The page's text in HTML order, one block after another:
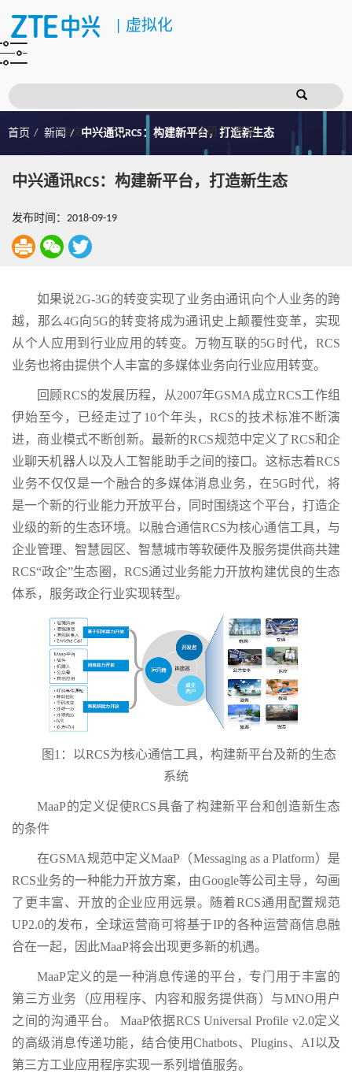
虚拟化
注册 登录
首页 新闻 中兴通讯RCS：构建新平台，打造新生态
中兴通讯RCS：构建新平台，打造新生态
发布时间：2018-09-19
如果说2G-3G的转变实现了业务由通讯向个人业务的跨
越，那么4G向5G的转变将成为通讯史上颠覆性变革，实现
从个人应用到行业应用的转变。万物互联的5G时代，RCS
业务也将由提供个人丰富的多媒体业务向行业应用转变。
回顾RCS的发展历程，从2007年GSMA成立RCS工作组
伊始至今，已经走过了10个年头，RCS的技术标准不断演
进，商业模式不断创新。最新的RCS规范中定义了RCS和企
业聊天机器人以及人工智能助手之间的接口。这标志着RCS
业务不仅仅是一个融合的多媒体消息业务，在5G时代，将
是一个新的行业能力开放平台，同时围绕这个平台，打造企
业级的新的生态环境。以融合通信RCS为核心通信工具，与
企业管理、智慧园区、智慧城市等软硬件及服务提供商共建
RCS“政企”生态圈，RCS通过业务能力开放构建优良的生态
体系，服务政企行业实现转型。
图1：以RCS为核心通信工具，构建新平台及新的生态
系统
MaaP的定义促使RCS具备了构建新平台和创造新生态
的条件
在GSMA规范中定义MaaP（Messaging as a Platform）是
RCS业务的一种能力开放方案，由Google等公司主导，勾画
了更丰富、开放的企业应用远景。随着RCS通用配置规范
UP2.0的发布，全球运营商可将基于IP的各种运营商信息融
合在一起，因此MaaP将会出现更多新的机遇。
MaaP定义的是一种消息传递的平台，专门用于丰富的
第三方业务（应用程序、内容和服务提供商）与MNO用户
之间的沟通平台。 MaaP依据RCS Universal Profile v2.0定义
的高级消息传递功能，结合使用Chatbots、Plugins、AI以及
第三方工业应用程序实现一系列增值服务。